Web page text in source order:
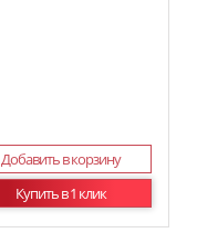
Добавить в корзину
Купить в 1 клик